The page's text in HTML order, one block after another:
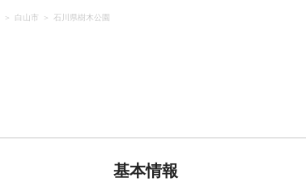
白山市 石川県樹木公園
基本情報